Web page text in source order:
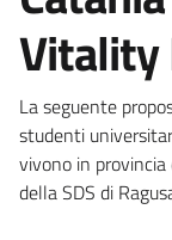
Vitality
La seguente
studenti
vivono in
della SDS di